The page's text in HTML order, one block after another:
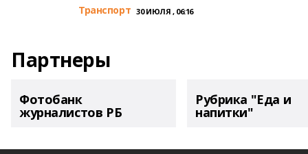
Транспорт 30 ИЮЛЯ , 06:16
Партнеры
Фотобанк
журналистов РБ
Рубрика "Еда и
напитки"